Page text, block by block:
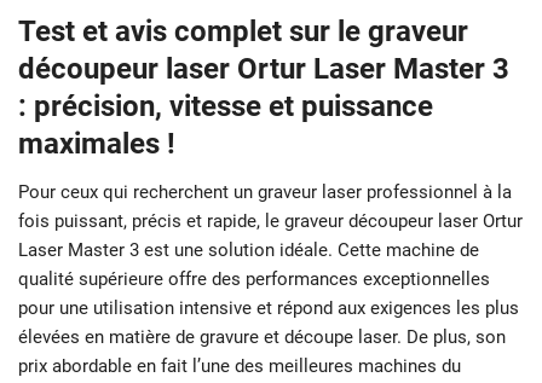
Test et avis complet sur le graveur
découpeur laser Ortur Laser Master 3
: précision, vitesse et puissance
maximales !
Pour ceux qui recherchent un graveur laser professionnel à la
fois puissant, précis et rapide, le graveur découpeur laser Ortur
Laser Master 3 est une solution idéale. Cette machine de
qualité supérieure offre des performances exceptionnelles
pour une utilisation intensive et répond aux exigences les plus
élevées en matière de gravure et découpe laser. De plus, son
prix abordable en fait l’une des meilleures machines du